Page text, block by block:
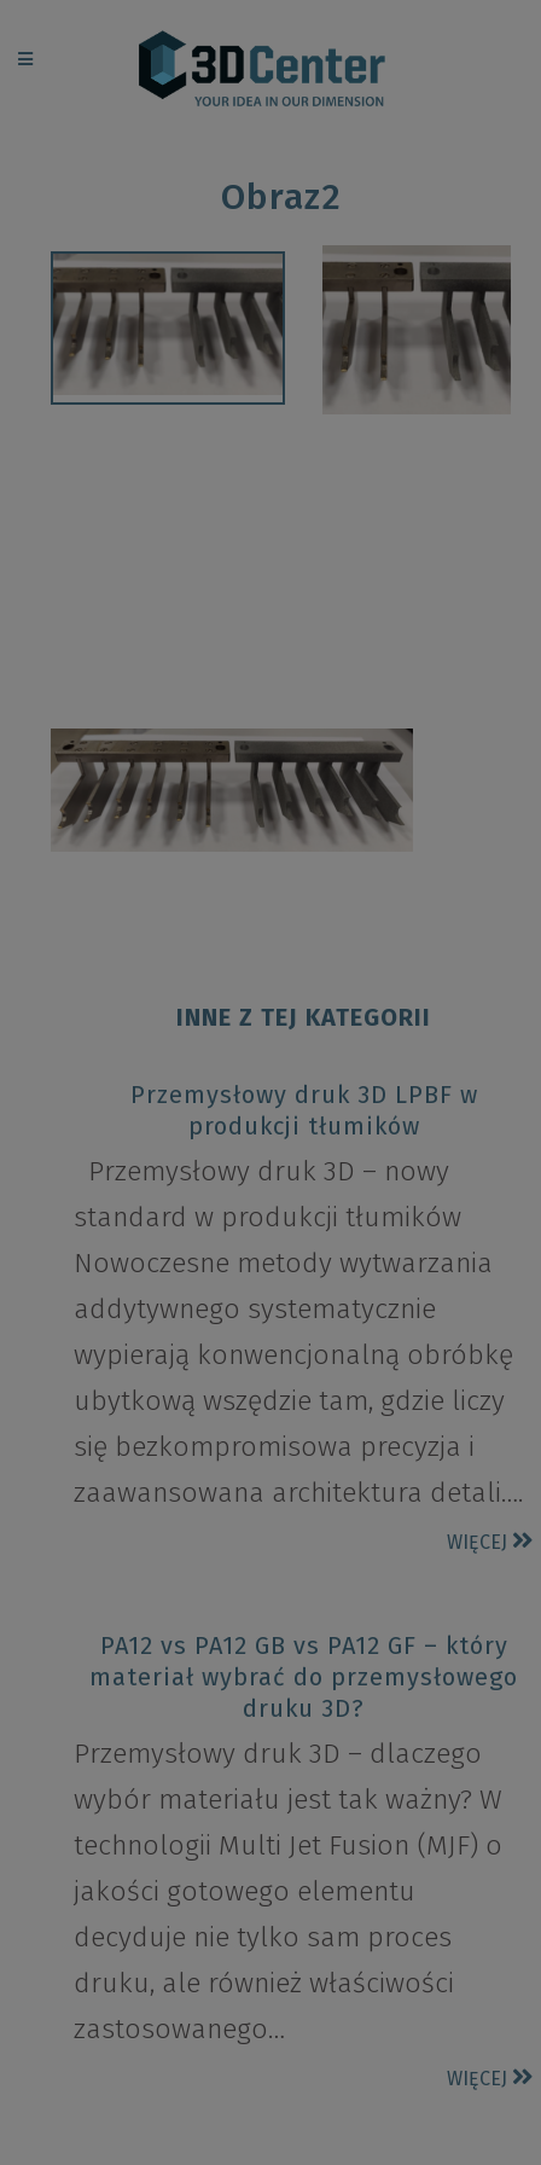
Obraz2
INNE Z TEJ KATEGORII
Przemysłowy druk 3D LPBF w
produkcji tłumików
Przemysłowy druk 3D – nowy
standard w produkcji tłumików
Nowoczesne metody wytwarzania
addytywnego systematycznie
wypierają konwencjonalną obróbkę
ubytkową wszędzie tam, gdzie liczy
się bezkompromisowa precyzja i
zaawansowana architektura detali….
WIĘCEJ
PA12 vs PA12 GB vs PA12 GF – który
materiał wybrać do przemysłowego
druku 3D?
Przemysłowy druk 3D – dlaczego
wybór materiału jest tak ważny? W
technologii Multi Jet Fusion (MJF) o
jakości gotowego elementu
decyduje nie tylko sam proces
druku, ale również właściwości
zastosowanego…
WIĘCEJ